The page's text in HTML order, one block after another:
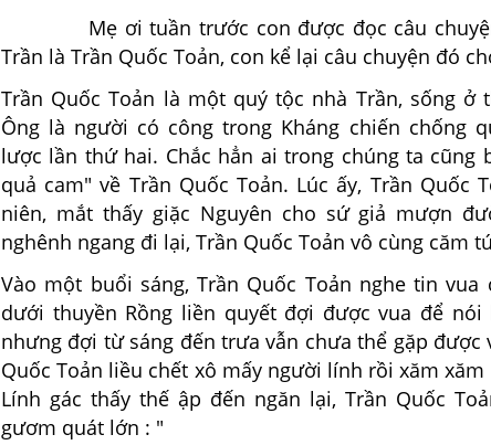
Mẹ ơi tuần trước con được đọc câu chuyện
Trần là Trần Quốc Toản, con kể lại câu chuyện đó
Trần Quốc Toản là một quý tộc nhà Trần, sống ở
Ông là người có công trong Kháng chiến chống
lược lần thứ hai. Chắc hẳn ai trong chúng ta cũng
quả cam" về Trần Quốc Toản. Lúc ấy, Trần Quốc
niên, mắt thấy giặc Nguyên cho sứ giả mượn
nghênh ngang đi lại, Trần Quốc Toản vô cùng căm
Vào một buổi sáng, Trần Quốc Toản nghe tin
dưới thuyền Rồng liền quyết đợi được vua để nói
nhưng đợi từ sáng đến trưa vẫn chưa thể gặp được
Quốc Toản liều chết xô mấy người lính rồi xăm
Lính gác thấy thế ập đến ngăn lại, Trần Quốc
gươm quát lớn : "